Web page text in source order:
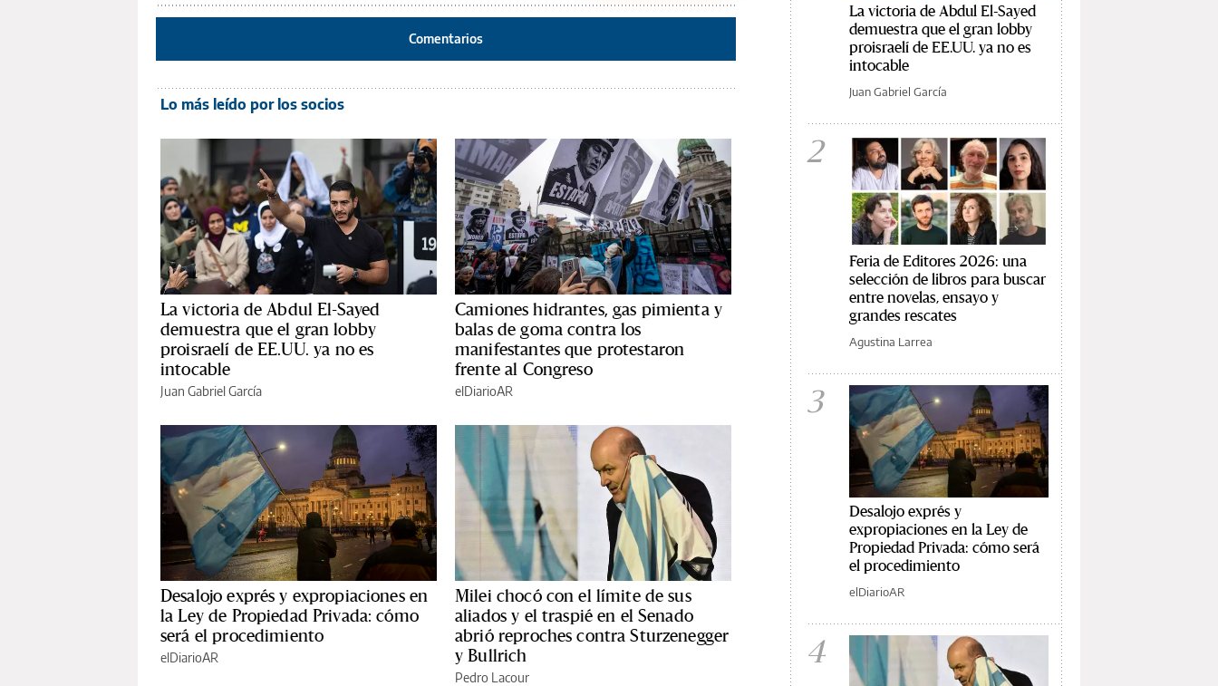
Comentarios
Lo más leído por los socios
La victoria de Abdul El-Sayed
demuestra que el gran lobby
proisraelí de EE.UU. ya no es
intocable
Juan Gabriel García
Camiones hidrantes, gas pimienta y
balas de goma contra los
manifestantes que protestaron
frente al Congreso
elDiarioAR
Desalojo exprés y expropiaciones en
la Ley de Propiedad Privada: cómo
será el procedimiento
elDiarioAR
Milei chocó con el límite de sus
aliados y el traspié en el Senado
abrió reproches contra Sturzenegger
y Bullrich
Pedro Lacour
La victoria de Abdul El-Sayed
demuestra que el gran lobby
proisraelí de EE.UU. ya no es
intocable
Juan Gabriel García
2
Feria de Editores 2026: una
selección de libros para buscar
entre novelas, ensayo y
grandes rescates
Agustina Larrea
3
Desalojo exprés y
expropiaciones en la Ley de
Propiedad Privada: cómo será
el procedimiento
elDiarioAR
4